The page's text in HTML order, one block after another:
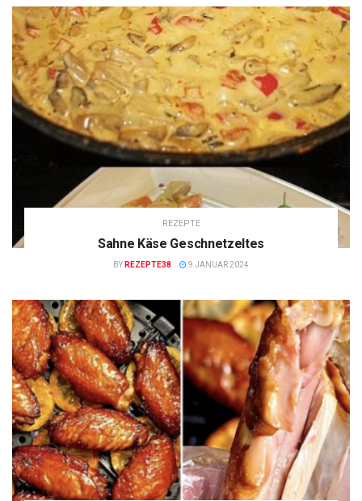
REZEPTE
Sahne Käse Geschnetzeltes
BY REZEPTE38 9 JANUAR 2024